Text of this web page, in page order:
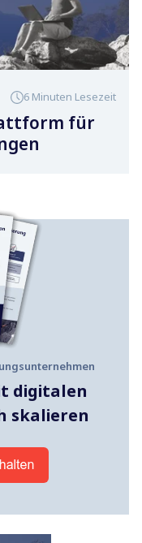
6 Minuten Lesezeit
für
digitalen
skalieren